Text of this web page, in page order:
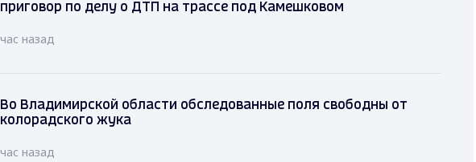
приговор по делу о ДТП на трассе под Камешковом
час назад
Во Владимирской области обследованные поля свободны от
колорадского жука
час назад